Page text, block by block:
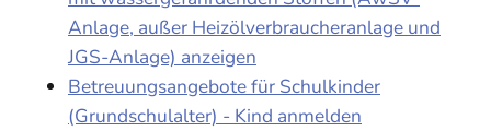
Anlage, außer Heizölverbraucheranlage und
JGS-Anlage) anzeigen
Betreuungsangebote für Schulkinder
(Grundschulalter) - Kind anmelden